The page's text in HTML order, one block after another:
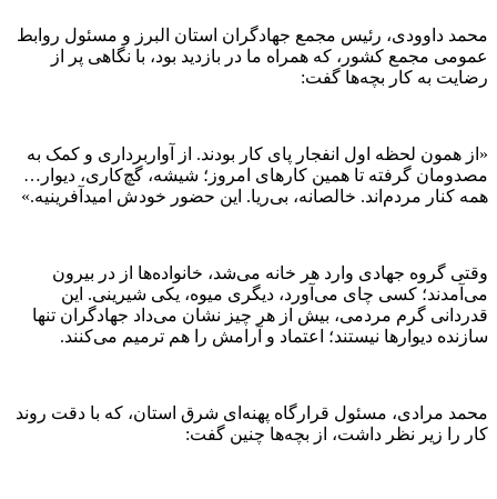
محمد داوودی، رئیس مجمع جهادگران استان البرز و مسئول روابط
عمومی مجمع کشور، که همراه ما در بازدید بود، با نگاهی پر از
رضایت به کار بچه‌ها گفت:
«از همون لحظه اول انفجار پای کار بودند. از آواربرداری و کمک به
مصدومان گرفته تا همین کارهای امروز؛ شیشه، گچ‌کاری، دیوار…
همه کنار مردم‌اند. خالصانه، بی‌ریا. این حضور خودش امیدآفرینیه.»
وقتی گروه جهادی وارد هر خانه می‌شد، خانواده‌ها از در بیرون
می‌آمدند؛ کسی چای می‌آورد، دیگری میوه، یکی شیرینی. این
قدردانی گرم مردمی، بیش از هر چیز نشان می‌داد جهادگران تنها
سازنده دیوار‌ها نیستند؛ اعتماد و آرامش را هم ترمیم می‌کنند.
محمد مرادی، مسئول قرارگاه پهنه‌ای شرق استان، که با دقت روند
کار را زیر نظر داشت، از بچه‌ها چنین گفت: